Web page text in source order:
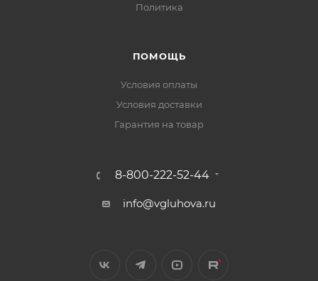
Политика
ПОМОЩЬ
Условия оплаты
Условия доставки
Гарантия на товар
8-800-222-52-44
info@vgluhova.ru